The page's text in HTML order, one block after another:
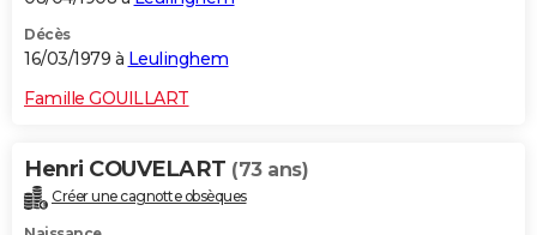
Décès
16/03/1979 à Leulinghem
Famille GOUILLART
Henri COUVELART (73 ans)
Créer une cagnotte obsèques